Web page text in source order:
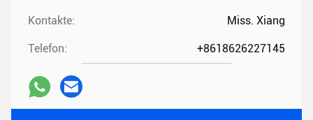
Kontakte: Miss. Xiang
Telefon: +8618626227145